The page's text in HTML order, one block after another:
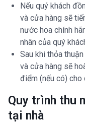
Nếu quý khách
và cửa hàng sẽ
nước hoa chính
nhân của quý
Sau khi thỏa
và cửa hàng sẽ
điểm (nếu có) cho
Quy trình thu
tại nhà